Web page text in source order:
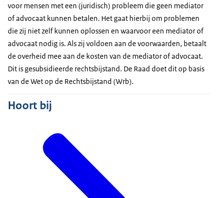
voor mensen met een (juridisch) probleem die geen mediator
of advocaat kunnen betalen. Het gaat hierbij om problemen
die zij niet zelf kunnen oplossen en waarvoor een mediator of
advocaat nodig is. Als zij voldoen aan de voorwaarden, betaalt
de overheid mee aan de kosten van de mediator of advocaat.
Dit is gesubsidieerde rechtsbijstand. De Raad doet dit op basis
van de Wet op de Rechtsbijstand (Wrb).
Hoort bij